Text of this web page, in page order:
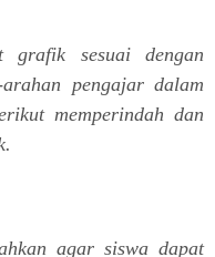
grafik sesuai dengan
pengajar dalam
memperindah dan
agar siswa dapat